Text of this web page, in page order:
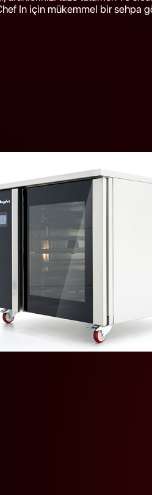
In için mükemmel bir sehpa